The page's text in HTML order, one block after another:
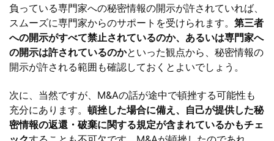
負っている専門家への秘密情報の開示が許されていれば、
スムーズに専門家からのサポートを受けられます。 第三者
への開示がすべて禁止されているのか、あるいは専門家へ
の開示は許されているのかといった観点から、秘密情報の
開示が許される範囲も確認しておくとよいでしょう。
次に、当然ですが、M&Aの話が途中で頓挫する可能性も
充分にあります。 頓挫した場合に備え、自己が提供した秘
密情報の返還・破棄に関する規定が含まれているかもチェ